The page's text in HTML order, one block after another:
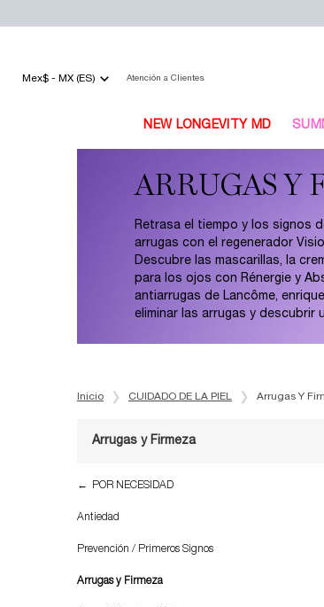
Mex$ - MX (ES) Atención a Clientes
NEW LONGEVITY MD
ARRUGAS Y
Retrasa el tiempo y los signos
arrugas con el regenerador
Descubre las mascarillas, la
para los ojos con Rénergie y
antiarrugas de Lancôme,
eliminar las arrugas y descubrir
Inicio CUIDADO DE LA PIEL Arrugas Y
Arrugas y Firmeza
POR NECESIDAD
Antiedad
Prevención / Primeros Signos
Arrugas y Firmeza